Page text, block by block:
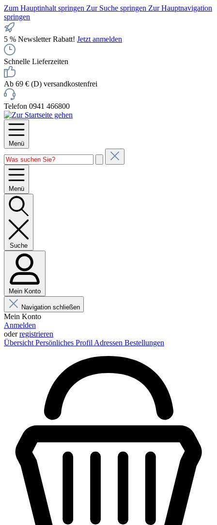
Zum Hauptinhalt springen Zur Suche springen Zur Hauptnavigation
springen
5 % Newsletter Rabatt! Jetzt anmelden
Schnelle Lieferzeiten
Ab 69 € (D) versandkostenfrei
Telefon 0941 466800
Menü
Menü
Suche
Mein Konto
Navigation schließen
Mein Konto
Anmelden
oderregistrieren
Übersicht Persönliches Profil Adressen Bestellungen